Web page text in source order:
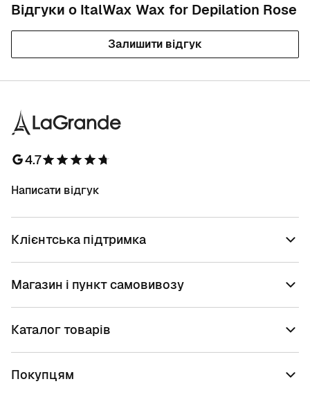
Відгуки о ItalWax Wax for Depilation Rose
Залишити відгук
4.7
Написати відгук
Клієнтська підтримка
Магазин і пункт самовивозу
Каталог товарів
Покупцям